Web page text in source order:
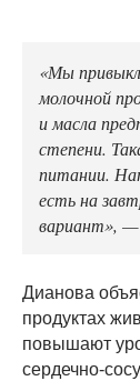
«Мы
молочной
и масла
степени.
питании.
есть на
вариант», —
Дианова
продуктах
повышают
сердечно-